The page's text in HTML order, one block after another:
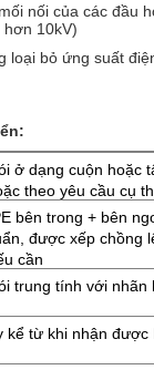
nối của các đầu
hơn 10kV)
loại bỏ ứng suất
ở dạng cuộn hoặc
theo yêu cầu cụ
bên trong + bên
được xếp chồng
cần
trung tính với nhãn
kể từ khi nhận được